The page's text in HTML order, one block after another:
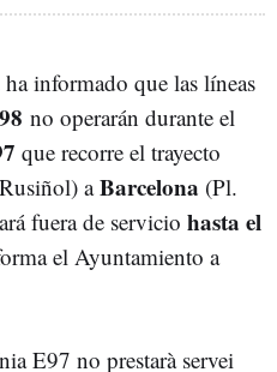
informado que las líneas
no operarán durante el
que recorre el trayecto
aBarcelona (Pl.
fuera de servicio hasta el
el Ayuntamiento a
E97 no prestarà servei